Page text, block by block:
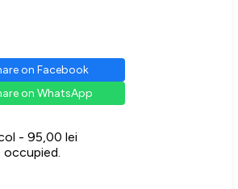
on Facebook
on WhatsApp
- 95,00 lei